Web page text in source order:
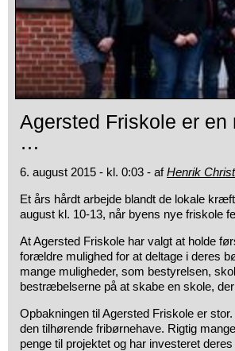
Agersted Friskole er en
…
6. august 2015 - kl. 0:03 - afHenrik
Et års hårdt arbejde blandt de lokale
august kl. 10-13, når byens nye friskole
At Agersted Friskole har valgt at holde
forældre mulighed for at deltage i deres
mange muligheder, som bestyrelsen,
bestræbelserne på at skabe en skole,
Opbakningen til Agersted Friskole er
den tilhørende fribørnehave. Rigtig
penge til projektet og har investeret